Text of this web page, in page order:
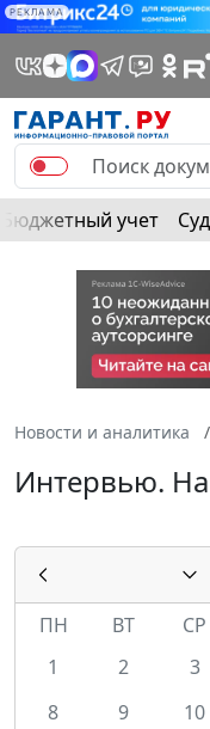
РЕКЛАМА
Бюджетный учет
Новости и аналитика
Интервью.
ПН
ВТ СР
1
2 3
8
9 10